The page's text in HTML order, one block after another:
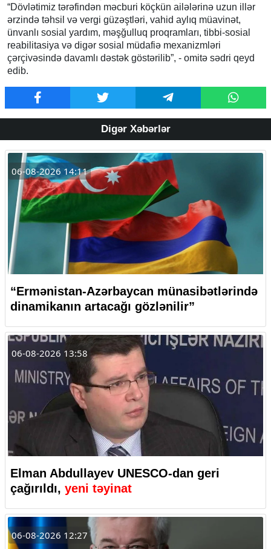
“Dövlətimiz tərəfindən məcburi köçkün ailələrinə uzun illər
ərzində təhsil və vergi güzəştləri, vahid aylıq müavinət,
ünvanlı sosial yardım, məşğulluq proqramları, tibbi-sosial
reabilitasiya və digər sosial müdafiə mexanizmləri
çərçivəsində davamlı dəstək göstərilib”, - omitə sədri qeyd
edib.
Digər Xəbərlər
06-08-2026 14:11
“Ermənistan-Azərbaycan münasibətlərində
dinamikanın artacağı gözlənilir”
06-08-2026 13:58
Elman Abdullayev UNESCO-dan geri
çağırıldı, yeni təyinat
06-08-2026 12:27